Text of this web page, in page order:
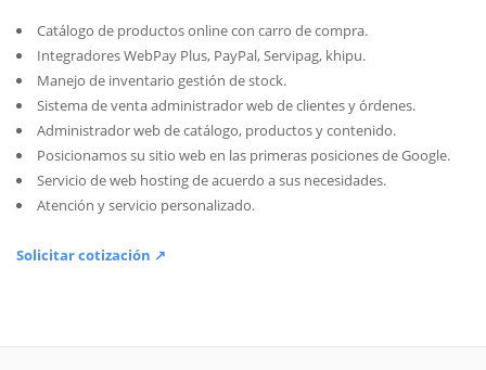
Catálogo de productos online con carro de compra.
Integradores WebPay Plus, PayPal, Servipag, khipu.
Manejo de inventario gestión de stock.
Sistema de venta administrador web de clientes y órdenes.
Administrador web de catálogo, productos y contenido.
Posicionamos su sitio web en las primeras posiciones de Google.
Servicio de web hosting de acuerdo a sus necesidades.
Atención y servicio personalizado.
Solicitar cotización ↗